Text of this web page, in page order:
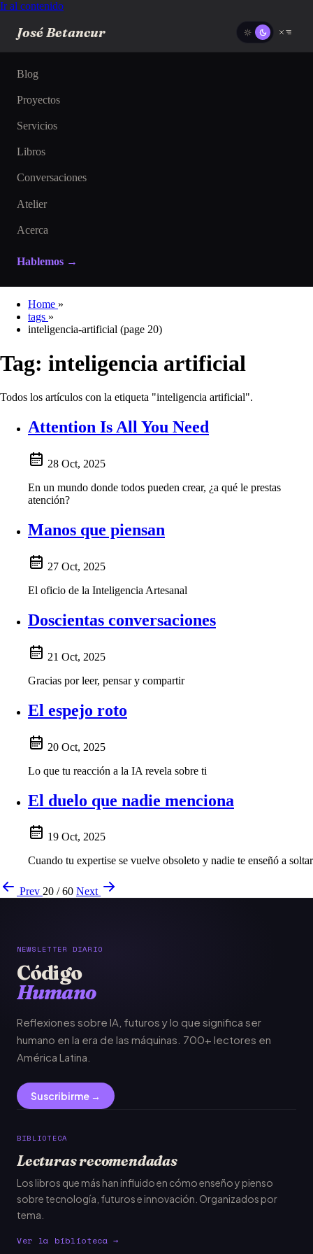
Ir al contenido
José Betancur
Blog
Proyectos
Servicios
Libros
Conversaciones
Atelier
Acerca
Hablemos →
Home »
tags »
inteligencia-artificial (page 20)
Tag: inteligencia artificial
Todos los artículos con la etiqueta "inteligencia artificial".
Attention Is All You Need
28 Oct, 2025
En un mundo donde todos pueden crear, ¿a qué le prestas
atención?
Manos que piensan
27 Oct, 2025
El oficio de la Inteligencia Artesanal
Doscientas conversaciones
21 Oct, 2025
Gracias por leer, pensar y compartir
El espejo roto
20 Oct, 2025
Lo que tu reacción a la IA revela sobre ti
El duelo que nadie menciona
19 Oct, 2025
Cuando tu expertise se vuelve obsoleto y nadie te enseñó a soltar
Prev 20 / 60 Next
NEWSLETTER DIARIO
Código
Humano
Reflexiones sobre IA, futuros y lo que significa ser
humano en la era de las máquinas. 700+ lectores en
América Latina.
Suscribirme →
BIBLIOTECA
Lecturas recomendadas
Los libros que más han influido en cómo enseño y pienso
sobre tecnología, futuros e innovación. Organizados por
tema.
Ver la biblioteca →